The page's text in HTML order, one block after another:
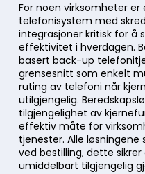
For noen virksomheter er
telefonisystem med
integrasjoner kritisk for å
effektivitet i hverdagen.
basert back-up
grensesnitt som enkelt
ruting av telefoni når
utilgjengelig.
tilgjengelighet av
effektiv måte for
tjenester. Alle løsningene
ved bestilling, dette
umiddelbart tilgjengelig